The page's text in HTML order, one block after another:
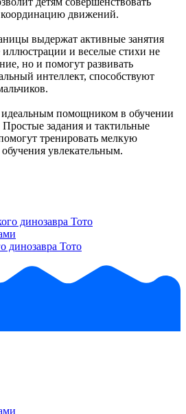
движений.
выдержат активные занятия
иллюстрации и веселые стихи не
но и помогут развивать
интеллект, способствуют
помощником в обучении
задания и тактильные
тренировать мелкую
увлекательным.
динозавра Тото